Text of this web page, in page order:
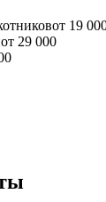
от 19
от 29 000